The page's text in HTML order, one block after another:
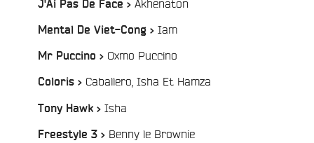
:
J'Ai Pas De Face > Akhenaton
Mental De Viet-Cong > Iam/
Mr Puccino > Oxmo Puccino
Coloris > Caballero, Isha Et Hamza
Tony Hawk > Isha
Freestyle 3 > Benny le Brownie/